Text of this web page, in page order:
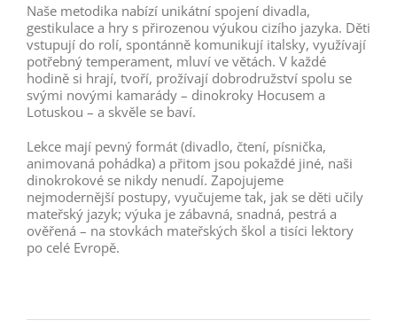
Naše metodika nabízí unikátní spojení divadla,
gestikulace a hry s přirozenou výukou cizího jazyka. Děti
vstupují do rolí, spontánně komunikují italsky, využívají
potřebný temperament, mluví ve větách. V každé
hodině si hrají, tvoří, prožívají dobrodružství spolu se
svými novými kamarády – dinokroky Hocusem a
Lotuskou – a skvěle se baví.
Lekce mají pevný formát (divadlo, čtení, písnička,
animovaná pohádka) a přitom jsou pokaždé jiné, naši
dinokrokové se nikdy nenudí. Zapojujeme
nejmodernější postupy, vyučujeme tak, jak se děti učily
mateřský jazyk; výuka je zábavná, snadná, pestrá a
ověřená – na stovkách mateřských škol a tisíci lektory
po celé Evropě.